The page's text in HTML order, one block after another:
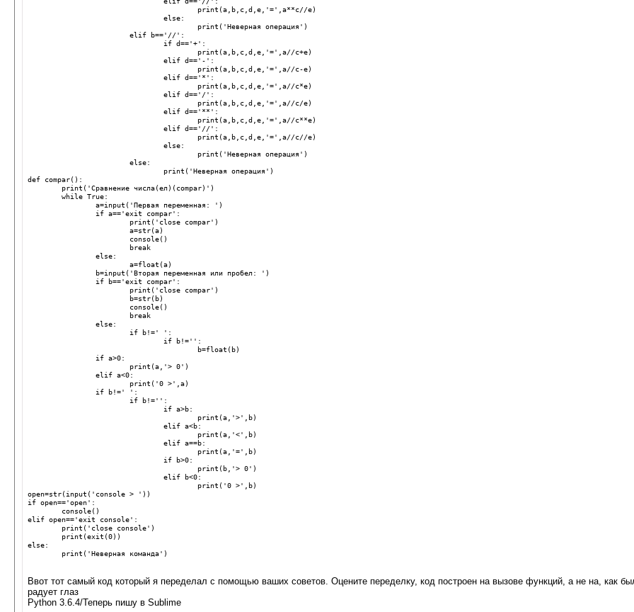
print (a b c d e '=' a**c//e)
else:
print ( 'Неверная операция' )
elif b=='//' :
if d=='+' :
print (a b c d e '=' a//c+e)
elif d=='-' :
print (a b c d e '=' a//c-e)
elif d=='*' :
print (a b c d e '=' a//c*e)
elif d=='/' :
print (a b c d e '=' a//c/e)
elif d=='**' :
print (a b c d e '=' a//c**e)
elif d=='//' :
print (a b c d e '=' a//c//e)
else:
print ( 'Неверная операция' )
else:
print ( 'Неверная операция' )
def compar():
print ( 'Сравнение числа(ел)(compar)' )
while True:
a=input ( 'Первая переменная: ' )
if a=='exit compar' :
print ( 'close compar' )
a=str(a)
console()
break
else:
a=float (a)
b=input ( 'Вторая переменная или пробел: ' )
if b=='exit compar' :
print ( 'close compar' )
b=str(b)
console()
break
else:
if b!=' ' :
if b!='' :
b=float (b)
if a>0:
print (a '> 0' )
elif a<0:
print ( '0 >' a)
if b!=' ' :
if b!='' :
if a>b:
print (a '>' b)
elif a<b:
print (a '<' b)
elif a==b:
print (a '=' b)
if b>0:
print (b '> 0' )
elif b<0:
print ( '0 >' b)
open=str(input ( 'console > ' ))
if open=='open' :
console()
elif open=='exit console' :
print ( 'close console' )
print (exit (0))
else:
print ( 'Неверная команда' )
Ввот тот самый код который я переделал с помощью ваших советов. Оцените переделку, код построен на вызове функций, а не на, как
радует глаз
Python 3.6.4/Теперь пишу в Sublime